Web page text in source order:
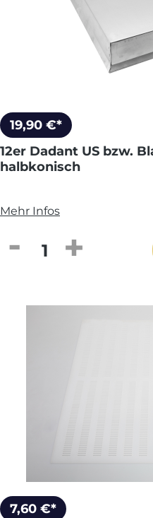
19,90 €*
12er Dadant US bzw.
halbkonisch
Mehr Infos
Produkt Anzahl:
7,60 €*